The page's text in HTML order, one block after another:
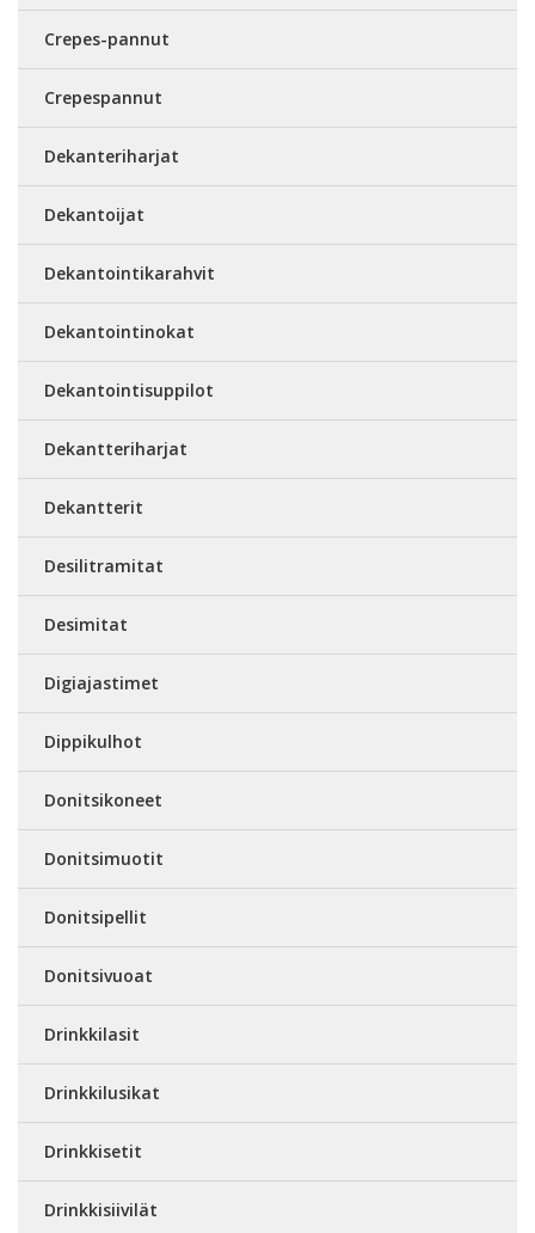
Crepes-pannut
Crepespannut
Dekanteriharjat
Dekantoijat
Dekantointikarahvit
Dekantointinokat
Dekantointisuppilot
Dekantteriharjat
Dekantterit
Desilitramitat
Desimitat
Digiajastimet
Dippikulhot
Donitsikoneet
Donitsimuotit
Donitsipellit
Donitsivuoat
Drinkkilasit
Drinkkilusikat
Drinkkisetit
Drinkkisiivilät